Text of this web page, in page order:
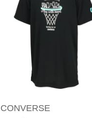
CONVERSE